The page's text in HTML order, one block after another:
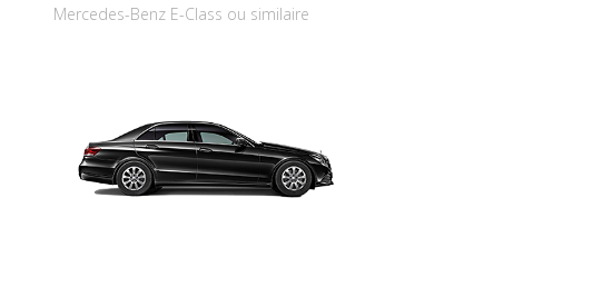
Mercedes-Benz E-Class ou similaire